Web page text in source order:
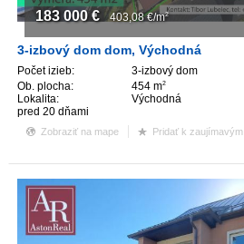
3-izbový dom dom, Východná
Počet izieb:
3-izbový dom
Ob. plocha:
454 m2
Lokalita:
Východná
pred 20 dňami
183 000 € 403,08 €/m2
Zobraziť na mape Pridať k zaujímavým